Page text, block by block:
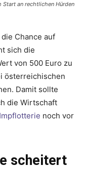
an rechtlichen Hürden
Chance auf
sich die
von 500 Euro zu
österreichischen
Damit sollte
die Wirtschaft
Impflotterie noch vor
scheitert